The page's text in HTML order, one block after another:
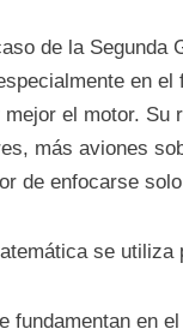
de la
en
el motor.
más aviones
de enfocarse
se
fundamentan en